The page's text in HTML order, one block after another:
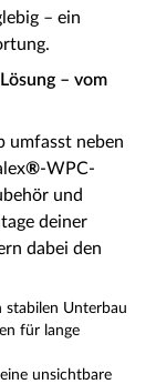
– ein
– vom
umfasst neben
®-WPC-
und
deiner
dabei den
stabilen Unterbau
für lange
unsichtbare